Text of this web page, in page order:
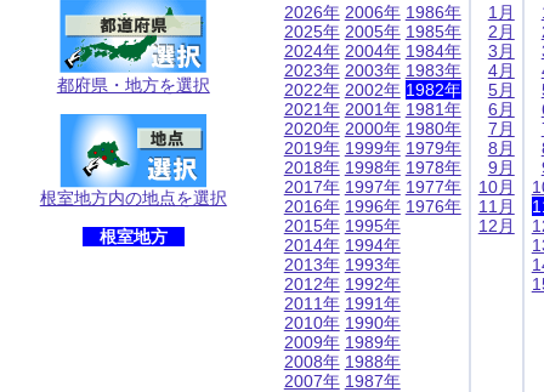
都府県・地方を選択
根室地方内の地点を選択
根室地方
2026年
2025年
2024年
2023年
2022年
2021年
2020年
2019年
2018年
2017年
2016年
2015年
2014年
2013年
2012年
2011年
2010年
2009年
2008年
2007年
2006年
2005年
2004年
2003年
2002年
2001年
2000年
1999年
1998年
1997年
1996年
1995年
1994年
1993年
1992年
1991年
1990年
1989年
1988年
1987年
1986年
1985年
1984年
1983年
1982年
1981年
1980年
1979年
1978年
1977年
1976年
1月
2月
3月
4月
5月
6月
7月
8月
9月
10月
11月
12月